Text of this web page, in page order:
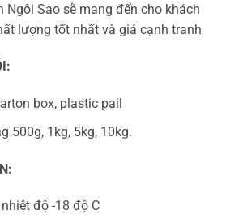
Ngôi Sao sẽ mang đến cho khách
lượng tốt nhất và giá cạnh tranh
box, plastic pail
500g, 1kg, 5kg, 10kg.
độ -18 độ C